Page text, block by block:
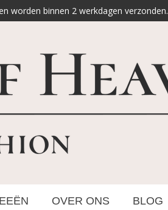
worden binnen 2 werkdagen verzonden.
OVER ONS BLOG